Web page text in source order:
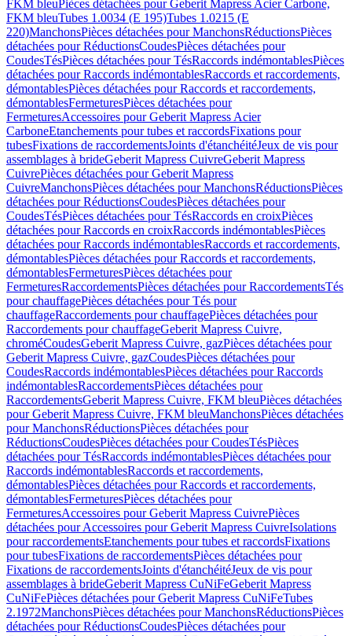
FKM bleuPièces détachées pour Geberit Mapress Acier Carbone,
FKM bleuTubes 1.0034 (E 195)Tubes 1.0215 (E
220)ManchonsPièces détachées pour ManchonsRéductionsPièces
détachées pour RéductionsCoudesPièces détachées pour
CoudesTésPièces détachées pour TésRaccords indémontablesPièces
détachées pour Raccords indémontablesRaccords et raccordements,
démontablesPièces détachées pour Raccords et raccordements,
démontablesFermeturesPièces détachées pour
FermeturesAccessoires pour Geberit Mapress Acier
CarboneEtanchements pour tubes et raccordsFixations pour
tubesFixations de raccordementsJoints d'étanchéitéJeux de vis pour
assemblages à brideGeberit Mapress CuivreGeberit Mapress
CuivrePièces détachées pour Geberit Mapress
CuivreManchonsPièces détachées pour ManchonsRéductionsPièces
détachées pour RéductionsCoudesPièces détachées pour
CoudesTésPièces détachées pour TésRaccords en croixPièces
détachées pour Raccords en croixRaccords indémontablesPièces
détachées pour Raccords indémontablesRaccords et raccordements,
démontablesPièces détachées pour Raccords et raccordements,
démontablesFermeturesPièces détachées pour
FermeturesRaccordementsPièces détachées pour RaccordementsTés
pour chauffagePièces détachées pour Tés pour
chauffageRaccordements pour chauffagePièces détachées pour
Raccordements pour chauffageGeberit Mapress Cuivre,
chroméCoudesGeberit Mapress Cuivre, gazPièces détachées pour
Geberit Mapress Cuivre, gazCoudesPièces détachées pour
CoudesRaccords indémontablesPièces détachées pour Raccords
indémontablesRaccordementsPièces détachées pour
RaccordementsGeberit Mapress Cuivre, FKM bleuPièces détachées
pour Geberit Mapress Cuivre, FKM bleuManchonsPièces détachées
pour ManchonsRéductionsPièces détachées pour
RéductionsCoudesPièces détachées pour CoudesTésPièces
détachées pour TésRaccords indémontablesPièces détachées pour
Raccords indémontablesRaccords et raccordements,
démontablesPièces détachées pour Raccords et raccordements,
démontablesFermeturesPièces détachées pour
FermeturesAccessoires pour Geberit Mapress CuivrePièces
détachées pour Accessoires pour Geberit Mapress CuivreIsolations
pour raccordementsEtanchements pour tubes et raccordsFixations
pour tubesFixations de raccordementsPièces détachées pour
Fixations de raccordementsJoints d'étanchéitéJeux de vis pour
assemblages à brideGeberit Mapress CuNiFeGeberit Mapress
CuNiFePièces détachées pour Geberit Mapress CuNiFeTubes
2.1972ManchonsPièces détachées pour ManchonsRéductionsPièces
détachées pour RéductionsCoudesPièces détachées pour